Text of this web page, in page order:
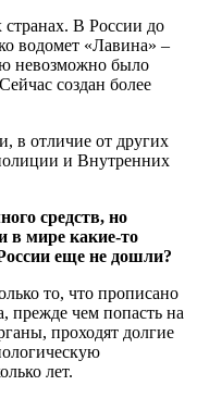
В России до
водомет «Лавина» –
невозможно было
создан более
в отличие от других
и Внутренних
средств, но
в мире какие-то
еще не дошли?
то, что прописано
прежде чем попасть на
проходят долгие
лет.